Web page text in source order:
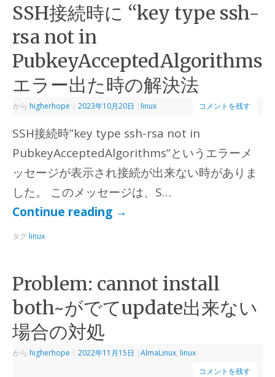
SSH接続時に “key type ssh-
rsa not in
PubkeyAcceptedAlgorithms”
エラー出た時の解決法
から higherhope | 2023年10月20日 | linux コメントを残す
SSH接続時”key type ssh-rsa not in
PubkeyAcceptedAlgorithms”というエラーメ
ッセージが表示され接続が出来ない時がありま
した。 このメッセージは、S…
Continue reading →
タグ linux
Problem: cannot install
both~がでてupdate出来ない
場合の対処
から higherhope | 2022年11月15日 |AlmaLinux, linux
コメントを残す